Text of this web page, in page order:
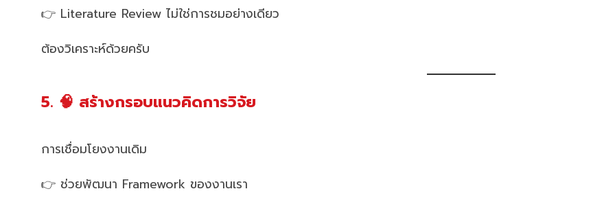
👉 Literature Review ไม่ใช่การชมอย่างเดียว
ต้องวิเคราะห์ด้วยครับ
5. 🧠 สร้างกรอบแนวคิดการวิจัย
การเชื่อมโยงงานเดิม
👉 ช่วยพัฒนา Framework ของงานเรา